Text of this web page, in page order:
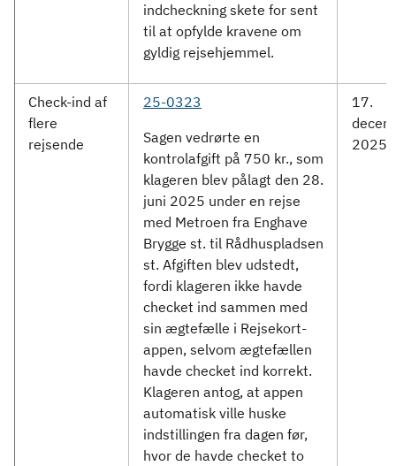
indcheckning skete for sent
til at opfylde kravene om
gyldig rejsehjemmel.
Check-ind af
flere
rejsende
25-0323
Sagen vedrørte en
kontrolafgift på 750 kr., som
klageren blev pålagt den 28.
juni 2025 under en rejse
med Metroen fra Enghave
Brygge st. til Rådhuspladsen
st. Afgiften blev udstedt,
fordi klageren ikke havde
checket ind sammen med
sin ægtefælle i Rejsekort-
appen, selvom ægtefællen
havde checket ind korrekt.
Klageren antog, at appen
automatisk ville huske
indstillingen fra dagen før,
hvor de havde checket to
17.
2025